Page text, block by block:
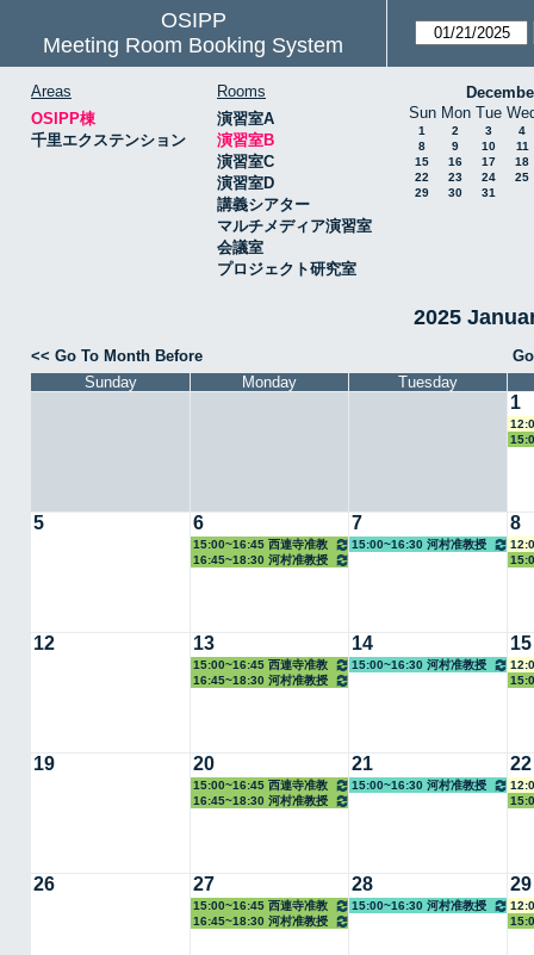
OSIPP
Meeting Room Booking System
Areas
OSIPP棟
千里エクステンション
Rooms
演習室A
演習室B
演習室C
演習室D
講義シアター
マルチメディア演習室
会議室
プロジェクト研究室
Sun Mon Tue
1 2 3
4
8
9 10
11
15
16 17
18
22
23 24
25
29
30 31
2025
<< Go To Month Before
Sunday
Monday Tuesday
1
5 6
15:00~16:45 西連寺准教
授
16:45~18:30 河村准教授
7
15:00~16:30 河村准教授
8
12 13
15:00~16:45 西連寺准教
授
16:45~18:30 河村准教授
14
15:00~16:30 河村准教授
15
19 20
15:00~16:45 西連寺准教
授
16:45~18:30 河村准教授
21
15:00~16:30 河村准教授
22
26 27
15:00~16:45 西連寺准教
授
16:45~18:30 河村准教授
28
15:00~16:30 河村准教授
29